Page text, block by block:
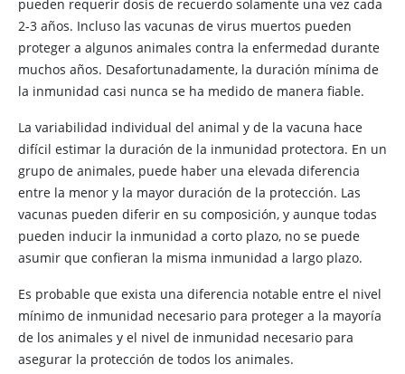
pueden requerir dosis de recuerdo solamente una vez cada
2-3 años. Incluso las vacunas de virus muertos pueden
proteger a algunos animales contra la enfermedad durante
muchos años. Desafortunadamente, la duración mínima de
la inmunidad casi nunca se ha medido de manera fiable.
La variabilidad individual del animal y de la vacuna hace
difícil estimar la duración de la inmunidad protectora. En un
grupo de animales, puede haber una elevada diferencia
entre la menor y la mayor duración de la protección. Las
vacunas pueden diferir en su composición, y aunque todas
pueden inducir la inmunidad a corto plazo, no se puede
asumir que confieran la misma inmunidad a largo plazo.
Es probable que exista una diferencia notable entre el nivel
mínimo de inmunidad necesario para proteger a la mayoría
de los animales y el nivel de inmunidad necesario para
asegurar la protección de todos los animales.